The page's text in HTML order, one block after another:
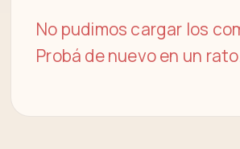
No pudimos cargar los
Probá de nuevo en un